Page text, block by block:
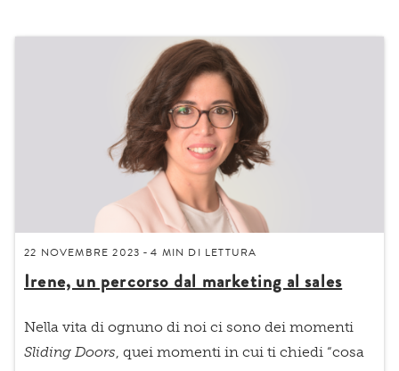
22 NOVEMBRE 2023 -4 MIN DI LETTURA
Irene, un percorso dal marketing al sales
Nella vita di ognuno di noi ci sono dei momenti
Sliding Doors , quei momenti in cui ti chiedi “cosa